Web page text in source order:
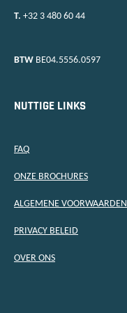
T. +32 3 480 60 44
BTW BE04.5556.0597
NUTTIGE LINKS
FAQ
ONZE BROCHURES
ALGEMENE VOORWAARDEN
PRIVACY BELEID
OVER ONS